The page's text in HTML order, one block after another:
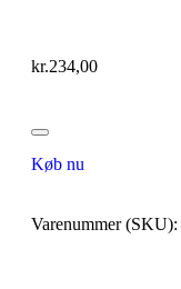
kr.234,00
Køb nu
Varenummer (SKU):